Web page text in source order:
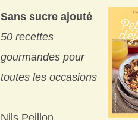
Sans sucre ajouté
50 recettes
gourmandes pour
toutes les occasions
Nils Peillon